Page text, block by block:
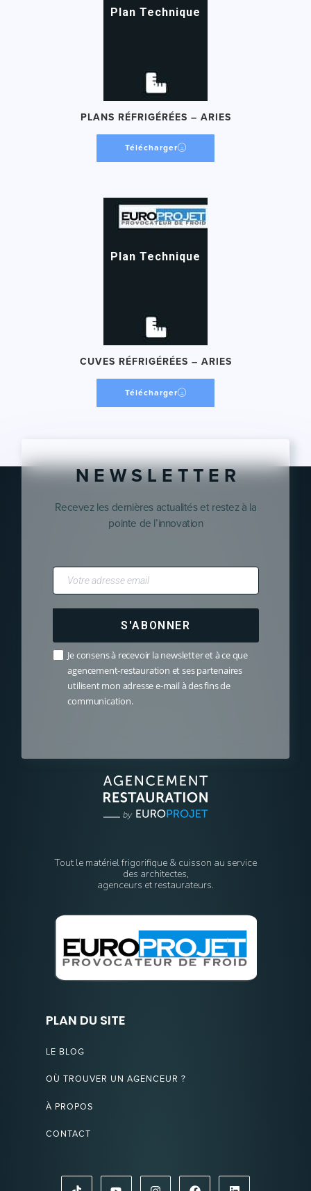
Plan Technique
PLANS RÉFRIGÉRÉES – ARIES
Télécharger
Plan Technique
CUVES RÉFRIGÉRÉES – ARIES
Télécharger
N E W S L E T T E R
Recevez les dernières actualités et restez à la
pointe de l’innovation
S'ABONNER
Je consens à recevoir la newsletter et à ce que
agencement-restauration et ses partenaires
utilisent mon adresse e-mail à des fins de
communication.
Tout le matériel frigorifique & cuisson au service
des architectes,
agenceurs et restaurateurs.
PLAN DU SITE
LE BLOG
OÙ TROUVER UN AGENCEUR ?
À PROPOS
CONTACT